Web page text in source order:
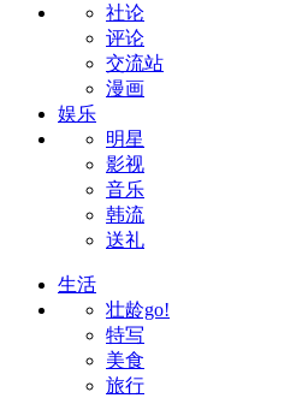
社论
评论
交流站
漫画
娱乐
明星
影视
音乐
韩流
送礼
生活
壮龄go!
特写
美食
旅行